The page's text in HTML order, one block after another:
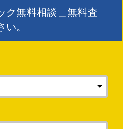
ク無料相談＿無料査
い。